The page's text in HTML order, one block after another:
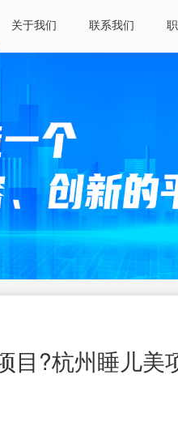
关于我们 联系我们
目?杭州睡儿美